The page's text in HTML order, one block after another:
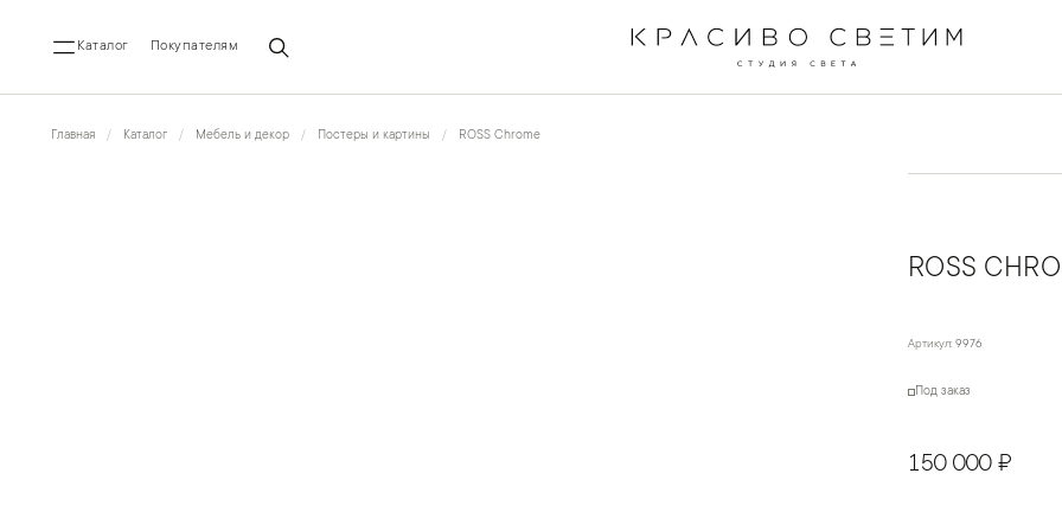
Каталог Покупателям
Главная Каталог Мебель и декор Постеры и картины ROSS Chrome
ROSS
Артикул: 9976
Под заказ
150 000 ₽